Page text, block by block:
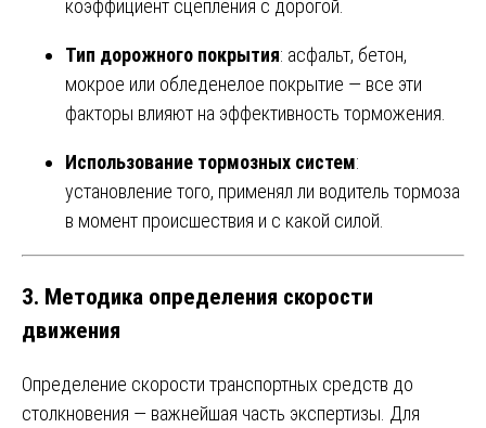
коэффициент сцепления с дорогой.
Тип дорожного покрытия: асфальт, бетон,
мокрое или обледенелое покрытие — все эти
факторы влияют на эффективность торможения.
Использование тормозных систем:
установление того, применял ли водитель тормоза
в момент происшествия и с какой силой.
3. Методика определения скорости
движения
Определение скорости транспортных средств до
столкновения — важнейшая часть экспертизы. Для